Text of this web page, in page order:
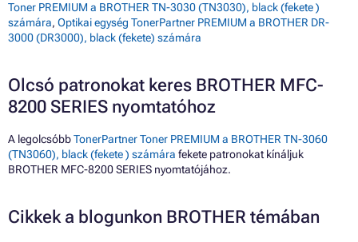
Toner PREMIUM a BROTHER TN-3030 (TN3030), black (fekete )
számára, Optikai egység TonerPartner PREMIUM a BROTHER DR-
3000 (DR3000), black (fekete) számára
Olcsó patronokat keres BROTHER MFC-
8200 SERIES nyomtatóhoz
A legolcsóbbTonerPartner Toner PREMIUM a BROTHER TN-3060
(TN3060), black (fekete ) számára fekete patronokat kínáljuk
BROTHER MFC-8200 SERIES nyomtatójához.
Cikkek a blogunkon BROTHER témában